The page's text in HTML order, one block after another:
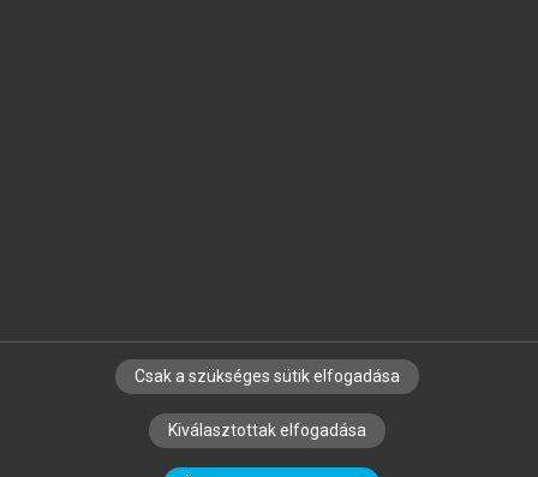
SZERZŐKNEK CÉGEKNEK KÖNYVTÁROSOKNAK
SZERKESZTÉSI ÉS LEKTORÁLÁSI ALAPELVEK
Csak a szükséges sütik elfogadása
Kiválasztottak elfogadása